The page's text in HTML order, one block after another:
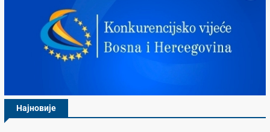
Најновије